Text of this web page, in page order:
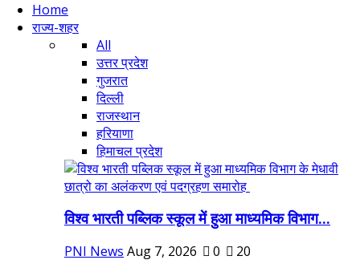
Home
राज्य-शहर
All
उत्तर प्रदेश
गुजरात
दिल्ली
राजस्थान
हरियाणा
हिमाचल प्रदेश
विश्व भारती पब्लिक स्कूल में हुआ माध्यमिक विभाग...
PNI News Aug 7, 2026 0 20